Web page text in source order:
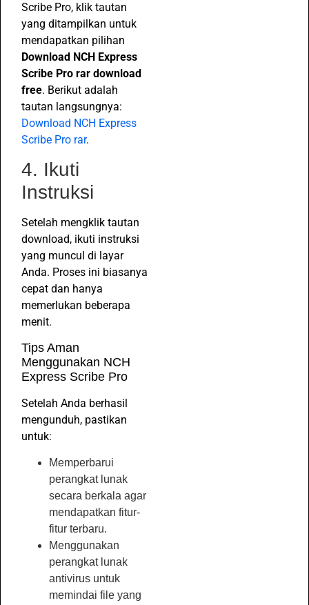
Scribe Pro, klik tautan
yang ditampilkan untuk
mendapatkan pilihan
Download NCH Express
Scribe Pro rar download
free. Berikut adalah
tautan langsungnya:
Download NCH Express
Scribe Pro rar.
4. Ikuti
Instruksi
Setelah mengklik tautan
download, ikuti instruksi
yang muncul di layar
Anda. Proses ini biasanya
cepat dan hanya
memerlukan beberapa
menit.
Tips Aman
Menggunakan NCH
Express Scribe Pro
Setelah Anda berhasil
mengunduh, pastikan
untuk:
Memperbarui
perangkat lunak
secara berkala agar
mendapatkan fitur-
fitur terbaru.
Menggunakan
perangkat lunak
antivirus untuk
memindai file yang